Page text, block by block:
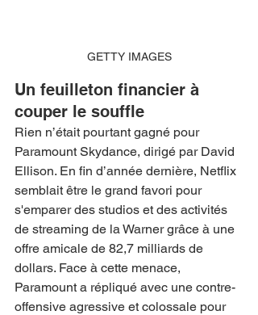
GETTY IMAGES
Un feuilleton financier à
couper le souffle
Rien n’était pourtant gagné pour
Paramount Skydance, dirigé par David
Ellison. En fin d’année dernière, Netflix
semblait être le grand favori pour
s'emparer des studios et des activités
de streaming de la Warner grâce à une
offre amicale de 82,7 milliards de
dollars. Face à cette menace,
Paramount a répliqué avec une contre-
offensive agressive et colossale pour